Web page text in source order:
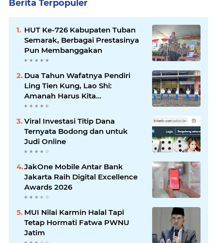
Berita Terpopuler
HUT Ke-726 Kabupaten Tuban
Semarak, Berbagai Prestasinya
Pun Membanggakan
Dua Tahun Wafatnya Pendiri
Ling Tien Kung, Lao Shi:
Amanah Harus Kita
Laksanakan!
Viral Investasi Titip Dana
Ternyata Bodong dan untuk
Judi Online
JakOne Mobile Antar Bank
Jakarta Raih Digital Excellence
Awards 2026
MUI Nilai Karmin Halal Tapi
Tetap Hormati Fatwa PWNU
Jatim